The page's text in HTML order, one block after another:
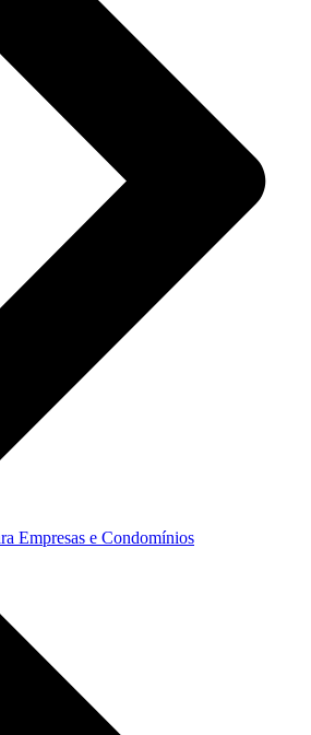
Empresas e Condomínios